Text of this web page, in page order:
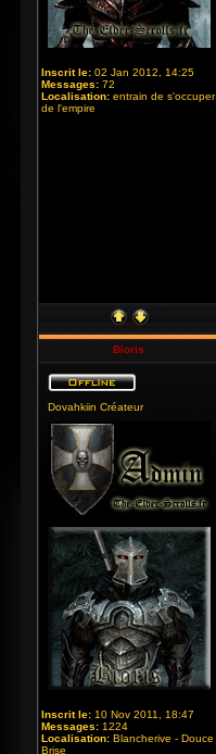
Inscrit le: 02 Jan 2012, 14:25
Messages: 72
Localisation: entrain de s'occuper
de l'empire
Bioris
Dovahkiin Créateur
Inscrit le: 10 Nov 2011, 18:47
Messages: 1224
Localisation: Blancherive - Douce
Brise